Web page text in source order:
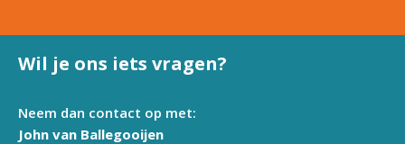
Wil je ons iets vragen?
Neem dan contact op met:
John van Ballegooijen